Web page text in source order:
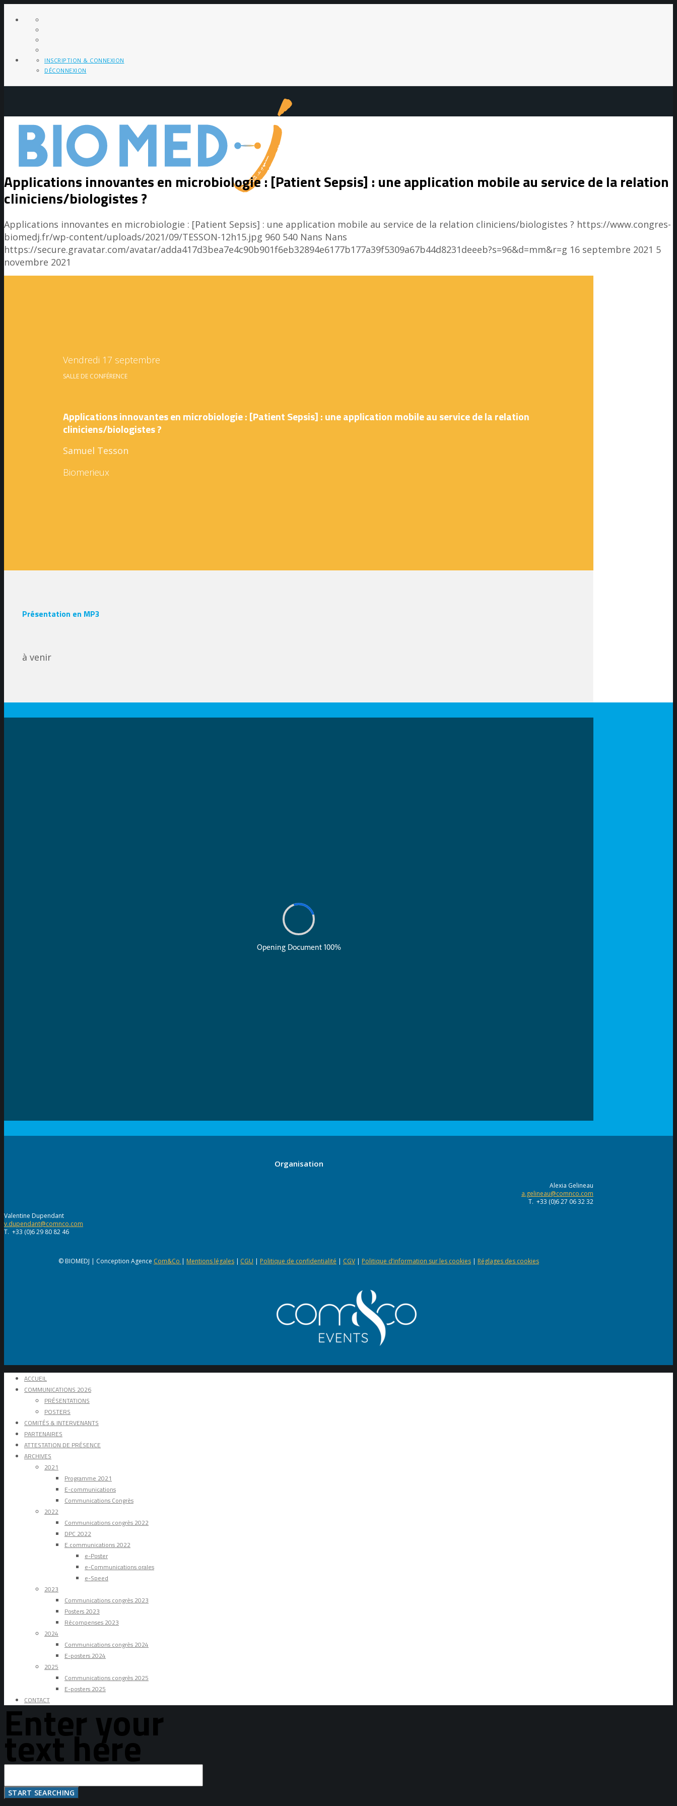
INSCRIPTION & CONNEXION
DÉCONNEXION
Applications innovantes en microbiologie : [Patient Sepsis] : une application mobile au service de la relation
cliniciens/biologistes ?
Applications innovantes en microbiologie : [Patient Sepsis] : une application mobile au service de la relation cliniciens/biologistes ? https://www.congres-
biomedj.fr/wp-content/uploads/2021/09/TESSON-12h15.jpg 960 540 Nans Nans
https://secure.gravatar.com/avatar/adda417d3bea7e4c90b901f6eb32894e6177b177a39f5309a67b44d8231deeeb?s=96&d=mm&r=g 16 septembre 2021 5
novembre 2021
Vendredi 17 septembre
SALLE DE CONFÉRENCE
Applications innovantes en microbiologie : [Patient Sepsis] : une application mobile au service de la relation
cliniciens/biologistes ?
Samuel Tesson
Biomerieux
Présentation en MP3
à venir
Organisation
Alexia Gelineau
a.gelineau@comnco.com
T. +33 (0)6 27 06 32 32
Valentine Dupendant
v.dupendant@comnco.com
T. +33 (0)6 29 80 82 46
© BIOMEDJ | Conception Agence Com&Co | Mentions légales | CGU | Politique de confidentialité | CGV | Politique d’information sur les cookies | Réglages des cookies
ACCUEIL
COMMUNICATIONS 2026
PRÉSENTATIONS
POSTERS
COMITÉS & INTERVENANTS
PARTENAIRES
ATTESTATION DE PRÉSENCE
ARCHIVES
2021
Programme 2021
E-communications
Communications Congrès
2022
Communications congrès 2022
DPC 2022
E.communications 2022
e-Poster
e-Communications orales
e-Speed
2023
Communications congrès 2023
Posters 2023
Récompenses 2023
2024
Communications congrès 2024
E-posters 2024
2025
Communications congrès 2025
E-posters 2025
CONTACT
Enter your
text here